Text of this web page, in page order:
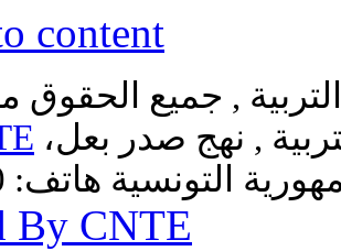
content
, جميع
, نهج صدر بعل،
By CNTE